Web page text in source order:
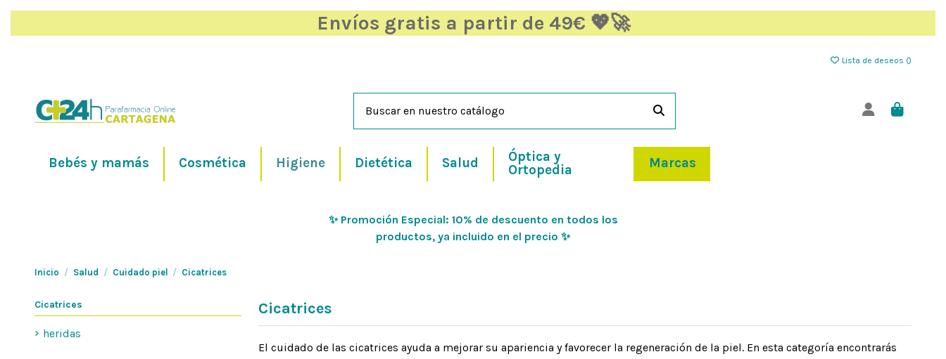
Envíos gratis a partir de 49€ 💖🚀
Lista de deseos ()
Bebés y mamás Cosmética Higiene Dietética Salud
Óptica y
Ortopedia
Marcas
✨ Promoción Especial: 10% de descuento en todos los
productos, ya incluido en el precio ✨
Inicio Salud Cuidado piel Cicatrices
Cicatrices
El cuidado de las cicatrices ayuda a mejorar su apariencia y favorecer la regeneración de la piel. En esta categoría encontrarás
Cicatrices
heridas